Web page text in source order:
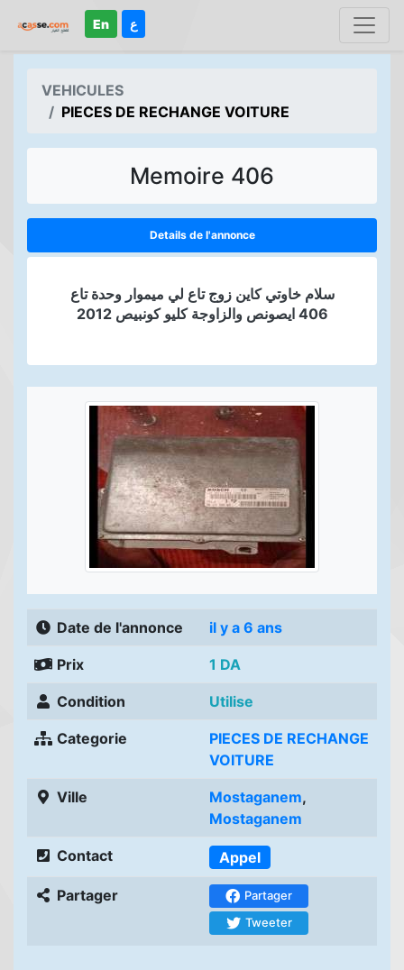
En ع
VEHICULES
PIECES DE RECHANGE VOITURE
Memoire 406
Details de l'annonce
سلام خاوتي كاين زوج تاع لي ميموار وحدة تاع
406 ايصونص والزاوجة كليو كونبيص 2012
Date de l'annonce il y a 6 ans
Prix 1 DA
Condition Utilise
Categorie
PIECES DE RECHANGE
VOITURE
Ville Mostaganem,
Mostaganem
Contact Appel
Partager
Partager
Tweeter